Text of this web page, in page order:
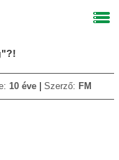
10 éve Szerző: FM